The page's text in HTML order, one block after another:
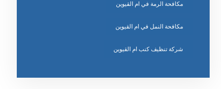
مكافحة الرمة في ام القيوين
مكافحة النمل في ام القيوين